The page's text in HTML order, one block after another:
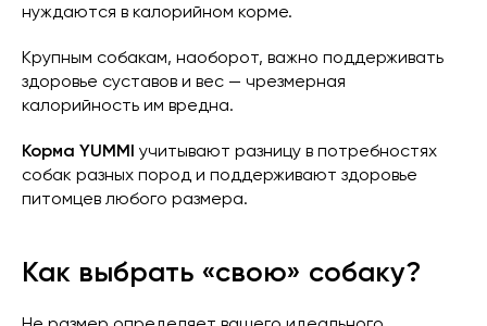
нуждаются в калорийном корме.
Крупным собакам, наоборот, важно поддерживать
здоровье суставов и вес — чрезмерная
калорийность им вредна.
Корма YUMMI учитывают разницу в потребностях
собак разных пород и поддерживают здоровье
питомцев любого размера.
Как выбрать «свою» собаку?